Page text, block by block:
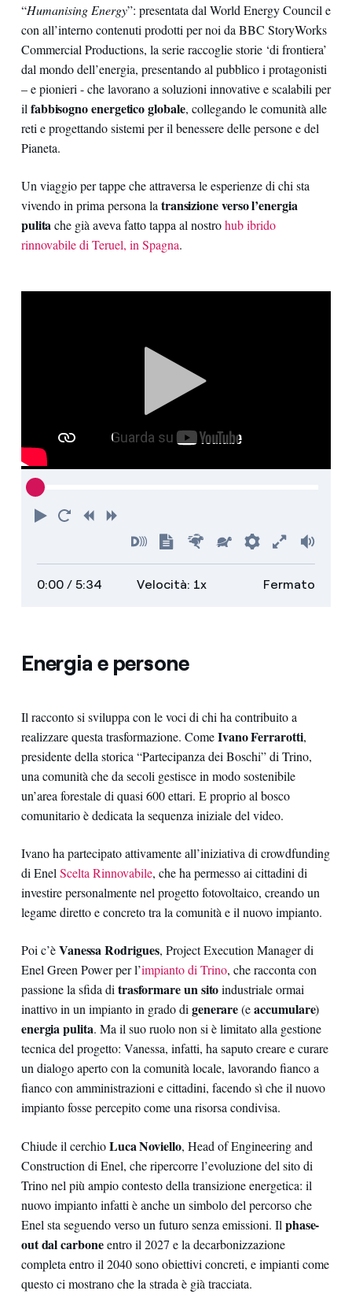
“Humanising Energy”: presentata dal World Energy Council e
con all’interno contenuti prodotti per noi da BBC StoryWorks
Commercial Productions, la serie raccoglie storie ‘di frontiera’
dal mondo dell’energia, presentando al pubblico i protagonisti
– e pionieri - che lavorano a soluzioni innovative e scalabili per
il fabbisogno energetico globale, collegando le comunità alle
reti e progettando sistemi per il benessere delle persone e del
Pianeta.
Un viaggio per tappe che attraversa le esperienze di chi sta
vivendo in prima persona latransizione verso l’energia
pulitache già aveva fatto tappa al nostrohub ibrido
rinnovabile di Teruel, in Spagna.
Riproduci
TornaIndietro
Avanti
Attiva
audiodescrizioni
Mostra
trascrizione
Più
veloce
Più
lento
Preferenze
Attiva
schermo
intero
0:00/ 5:34 Velocità: 1x Fermato
Energia e persone
Il racconto si sviluppa con le voci di chi ha contribuito a
realizzare questa trasformazione. ComeIvano Ferrarotti,
presidente della storica “Partecipanza dei Boschi” di Trino,
una comunità che da secoli gestisce in modo sostenibile
un’area forestale di quasi 600 ettari. E proprio al bosco
comunitario è dedicata la sequenza iniziale del video.
Ivano ha partecipato attivamente all’iniziativa di crowdfunding
di EnelScelta Rinnovabile, che ha permesso ai cittadini di
investire personalmente nel progetto fotovoltaico, creando un
legame diretto e concreto tra la comunità e il nuovo impianto.
Poi c’èVanessa Rodrigues, Project Execution Manager di
Enel Green Power per l’impianto di Trino, che racconta con
passione la sfida ditrasformare un sitoindustriale ormai
inattivo in un impianto in grado digenerare(eaccumulare)
energia pulita. Ma il suo ruolo non si è limitato alla gestione
tecnica del progetto: Vanessa, infatti, ha saputo creare e curare
un dialogo aperto con la comunità locale, lavorando fianco a
fianco con amministrazioni e cittadini, facendo sì che il nuovo
impianto fosse percepito come una risorsa condivisa.
Chiude il cerchioLuca Noviello, Head of Engineering and
Construction di Enel, che ripercorre l’evoluzione del sito di
Trino nel più ampio contesto della transizione energetica: il
nuovo impianto infatti è anche un simbolo del percorso che
Enel sta seguendo verso un futuro senza emissioni. Il phase-
out dal carboneentro il 2027 e la decarbonizzazione
completa entro il 2040 sono obiettivi concreti, e impianti come
questo ci mostrano che la strada è già tracciata.